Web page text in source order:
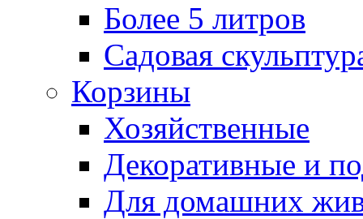
Более 5 литров
Садовая
Корзины
Хозяйственные
Декоративные и
Для домашних